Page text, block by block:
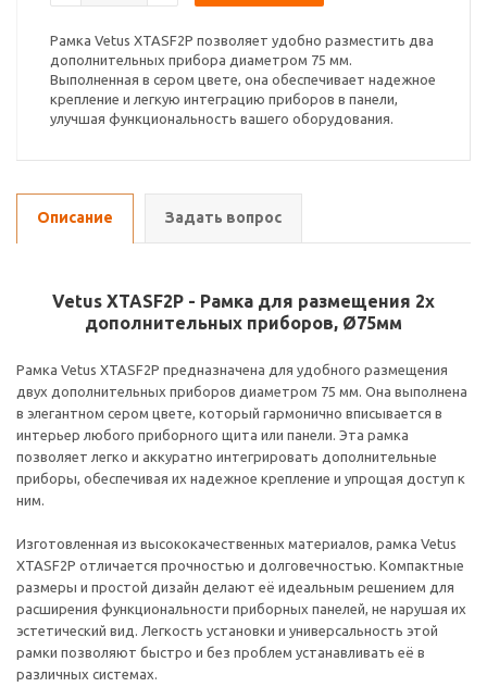
Рамка Vetus XTASF2P позволяет удобно разместить два
дополнительных прибора диаметром 75 мм.
Выполненная в сером цвете, она обеспечивает надежное
крепление и легкую интеграцию приборов в панели,
улучшая функциональность вашего оборудования.
Описание Задать вопрос
Vetus XTASF2P - Рамка для размещения 2х
дополнительных приборов, Ø75мм
Рамка Vetus XTASF2P предназначена для удобного размещения
двух дополнительных приборов диаметром 75 мм. Она выполнена
в элегантном сером цвете, который гармонично вписывается в
интерьер любого приборного щита или панели. Эта рамка
позволяет легко и аккуратно интегрировать дополнительные
приборы, обеспечивая их надежное крепление и упрощая доступ к
ним.
Изготовленная из высококачественных материалов, рамка Vetus
XTASF2P отличается прочностью и долговечностью. Компактные
размеры и простой дизайн делают её идеальным решением для
расширения функциональности приборных панелей, не нарушая их
эстетический вид. Легкость установки и универсальность этой
рамки позволяют быстро и без проблем устанавливать её в
различных системах.